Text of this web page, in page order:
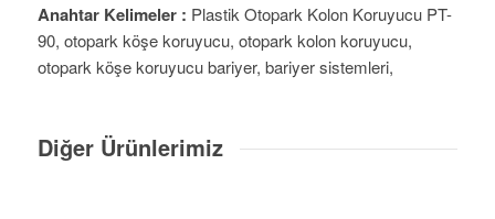
Anahtar Kelimeler : Plastik Otopark Kolon Koruyucu PT-
90, otopark köşe koruyucu, otopark kolon koruyucu,
otopark köşe koruyucu bariyer, bariyer sistemleri,
Diğer Ürünlerimiz